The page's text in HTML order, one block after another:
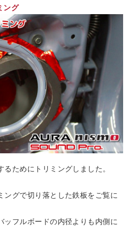
ング
ためにトリミングしました。
ングで切り落とした鉄板をご覧に
ッフルボードの内径よりも内側に